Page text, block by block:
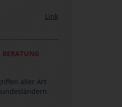
Link
aller Art